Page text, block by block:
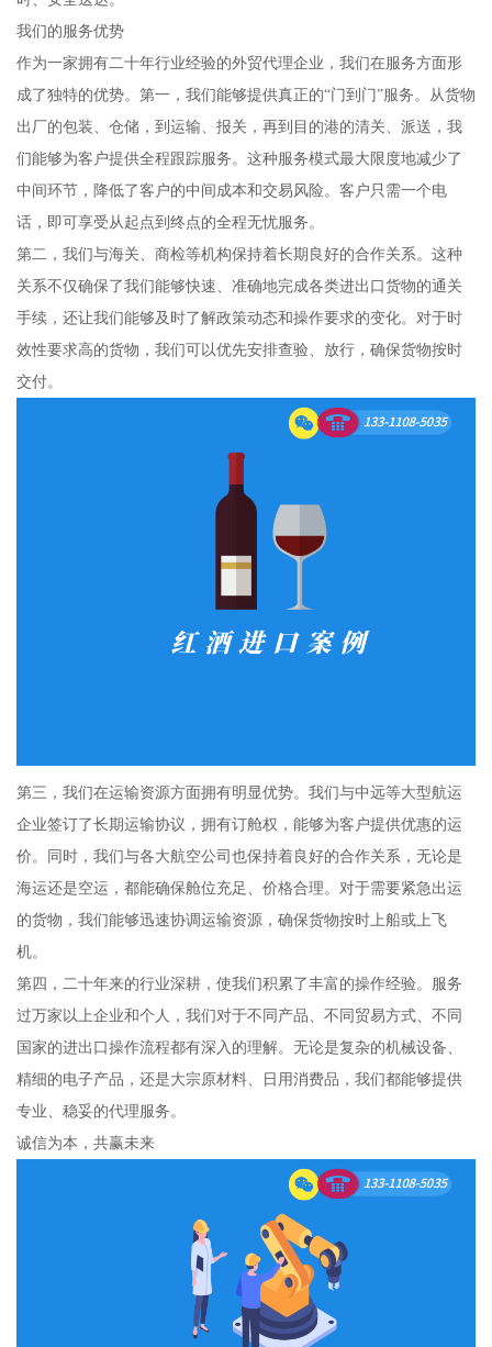
我们的服务优势
作为一家拥有二十年行业经验的外贸代理企业，我们在服务方面形
成了独特的优势。第一，我们能够提供真正的“门到门”服务。从货物
出厂的包装、仓储，到运输、报关，再到目的港的清关、派送，我
们能够为客户提供全程跟踪服务。这种服务模式最大限度地减少了
中间环节，降低了客户的中间成本和交易风险。客户只需一个电
话，即可享受从起点到终点的全程无忧服务。
第二，我们与海关、商检等机构保持着长期良好的合作关系。这种
关系不仅确保了我们能够快速、准确地完成各类进出口货物的通关
手续，还让我们能够及时了解政策动态和操作要求的变化。对于时
效性要求高的货物，我们可以优先安排查验、放行，确保货物按时
交付。
第三，我们在运输资源方面拥有明显优势。我们与中远等大型航运
企业签订了长期运输协议，拥有订舱权，能够为客户提供优惠的运
价。同时，我们与各大航空公司也保持着良好的合作关系，无论是
海运还是空运，都能确保舱位充足、价格合理。对于需要紧急出运
的货物，我们能够迅速协调运输资源，确保货物按时上船或上飞
机。
第四，二十年来的行业深耕，使我们积累了丰富的操作经验。服务
过万家以上企业和个人，我们对于不同产品、不同贸易方式、不同
国家的进出口操作流程都有深入的理解。无论是复杂的机械设备、
精细的电子产品，还是大宗原材料、日用消费品，我们都能够提供
专业、稳妥的代理服务。
诚信为本，共赢未来